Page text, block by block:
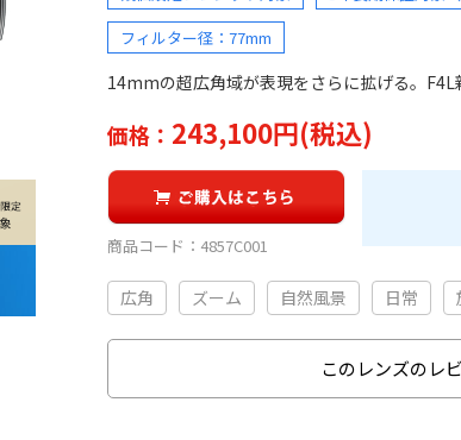
フィルター径：77mm
14mmの超広角域が表現をさらに拡げる。F4L
価格： 243,100円(税込)
商品コード： 4857C001
広角 ズーム 自然風景 日常
このレンズのレ